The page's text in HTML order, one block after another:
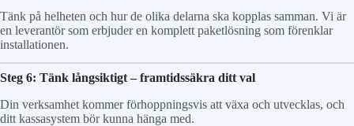
Tänk på helheten och hur de olika delarna ska kopplas samman. Vi är
en leverantör som erbjuder en komplett paketlösning som förenklar
installationen.
Steg 6: Tänk långsiktigt – framtidssäkra ditt val
Din verksamhet kommer förhoppningsvis att växa och utvecklas, och
ditt kassasystem bör kunna hänga med.